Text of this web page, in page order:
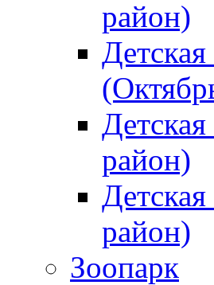
район)
район)
район)
Зоопарк